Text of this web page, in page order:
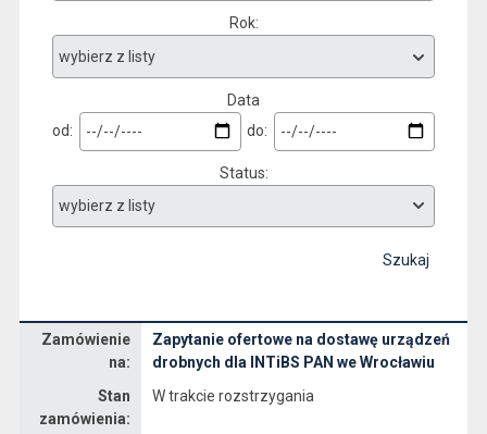
Rok
Data
od:
do:
Status
Szukaj
Zamówienie
na:
Zapytanie ofertowe na dostawę urządzeń
drobnych dla INTiBS PAN we Wrocławiu
Stan
zamówienia:
W trakcie rozstrzygania